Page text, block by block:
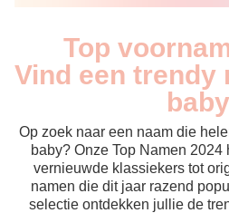
Top
Vind een trendy
Op zoek naar een naam die
baby? Onze Top Namen
vernieuwde klassiekers tot
namen die dit jaar razend
selectie ontdekken jullie de